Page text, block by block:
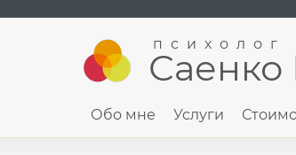
Саенко
психолог
Обо мне Услуги